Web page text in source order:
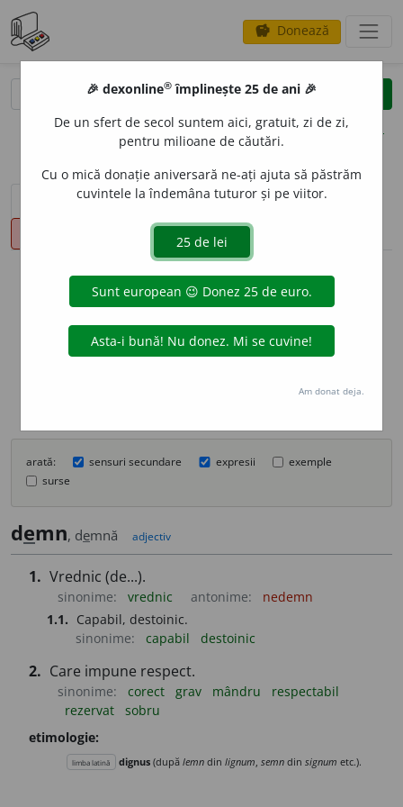
savings Donează
clear
opțiuni
sinteza definițiilor (1) definiții (22)
declinări
info
Aceste definiții sunt compilate de
echipa dexonline. Definițiile
originale se află pe filadefiniții.
Puteți reordona filele pe pagina de
arată: sensuri secundare expresii
exemple
surse
demn, demnă adjectiv
1. Vrednic (de...).
sinonime: vrednic antonime:
nedemn
1.1. Capabil, destoinic.
sinonime:
capabil destoinic
2. Care impune respect.
sinonime: corect grav mândru
respectabil
rezervat
sobru
etimologie:
limba latină dignus(după lemndin lignum semndin signum etc.).
🎉 dexonline® împlinește 25 de ani 🎉
De un sfert de secol suntem aici, gratuit, zi de zi,
pentru milioane de căutări.
Cu o mică donație aniversară ne-ați ajuta să păstrăm
cuvintele la îndemâna tuturor și pe viitor.
Am donat deja.